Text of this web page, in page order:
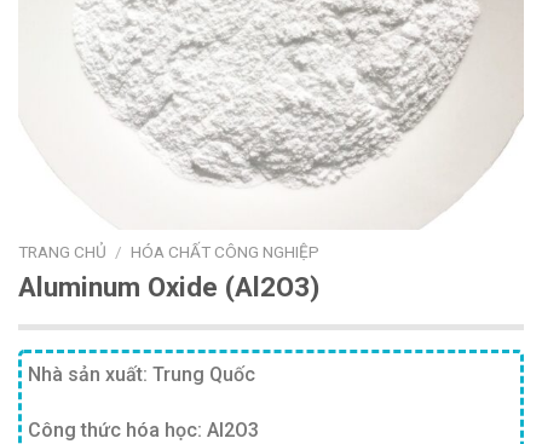
TRANG CHỦ / HÓA CHẤT CÔNG NGHIỆP
Aluminum Oxide (Al2O3)
Nhà sản xuất: Trung Quốc
Công thức hóa học: Al2O3